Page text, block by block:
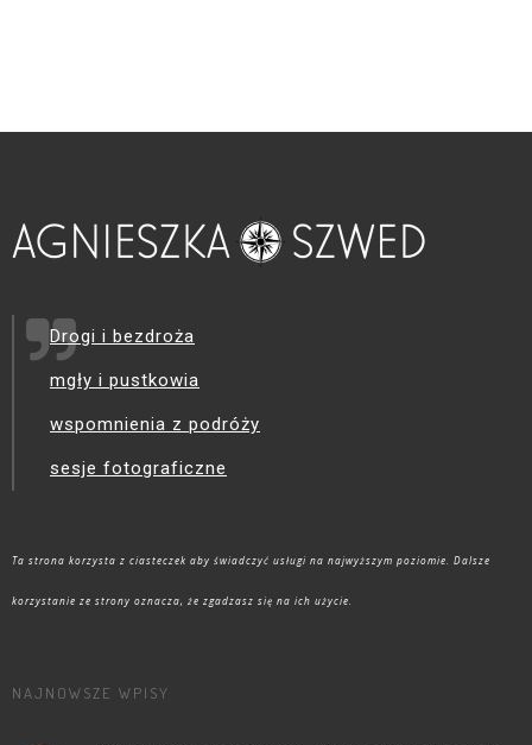
Drogi i bezdroża
mgły i pustkowia
wspomnienia z podróży
sesje fotograficzne
Ta strona korzysta z ciasteczek aby świadczyć usługi na najwyższym poziomie. Dalsze
korzystanie ze strony oznacza, że zgadzasz się na ich użycie.
NAJNOWSZE WPISY